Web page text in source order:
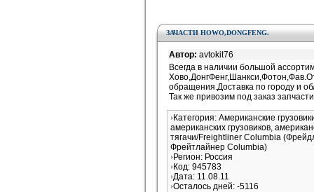
ЗАЧАСТИ HOWO,DONGFENG.
Автор: avtokit76
Всегда в наличии большой
обращения.Доставка по городу и
Так же привозим под заказ
Категория: Американские
американских грузовиков,
тягачи/Freightliner Columbia
Фрейтлайнер Columbia)
Регион: Россия
Код: 945783
Дата: 11.08.11
Осталось дней: -5116